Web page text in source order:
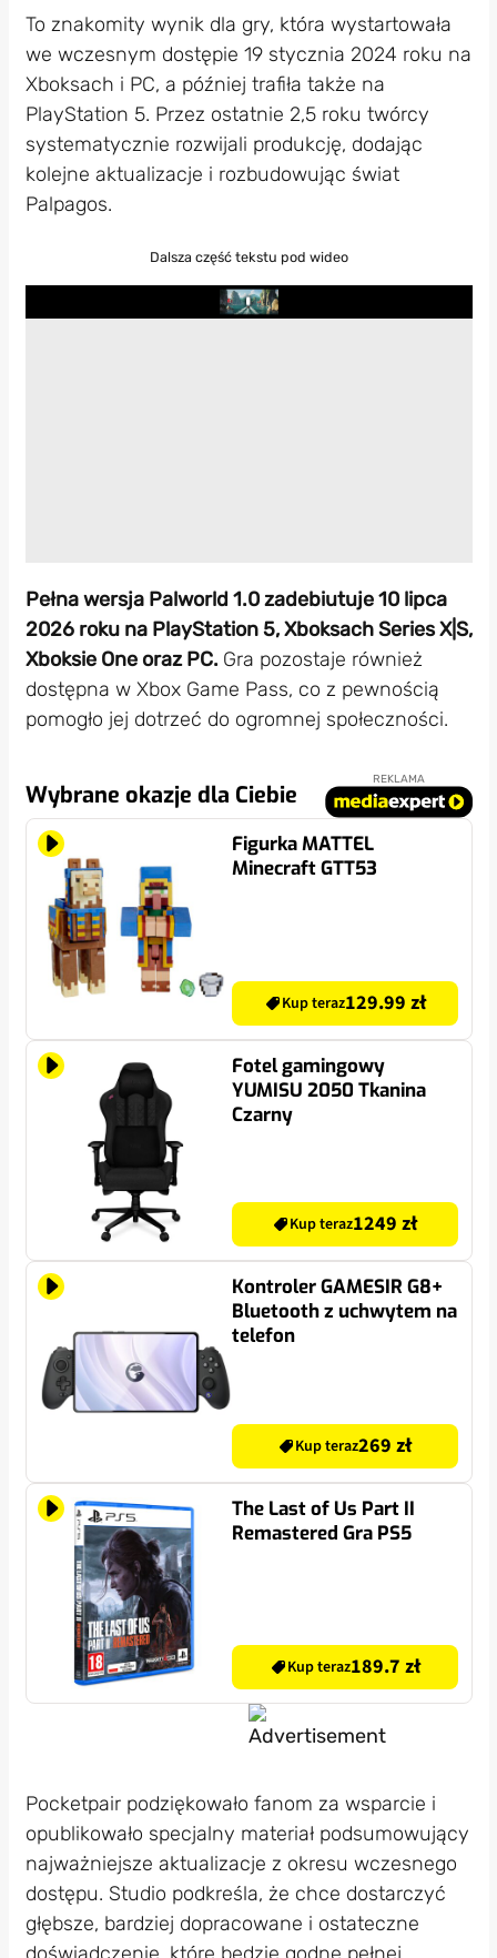
To znakomity wynik dla gry, która wystartowała
we wczesnym dostępie 19 stycznia 2024 roku na
Xboksach i PC, a później trafiła także na
PlayStation 5. Przez ostatnie 2,5 roku twórcy
systematycznie rozwijali produkcję, dodając
kolejne aktualizacje i rozbudowując świat
Palpagos.
Dalsza część tekstu pod wideo
Play
Pełna wersja Palworld 1.0 zadebiutuje 10 lipca
2026 roku na PlayStation 5, Xboksach Series X|S,
Xboksie One oraz PC. Gra pozostaje również
dostępna w Xbox Game Pass, co z pewnością
pomogło jej dotrzeć do ogromnej społeczności.
Wybrane okazje dla Ciebie
REKLAMA
Figurka MATTEL
Minecraft GTT53
Kup teraz129.99 zł
Fotel gamingowy
YUMISU 2050 Tkanina
Czarny
Kup teraz1249 zł
Kontroler GAMESIR G8+
Bluetooth z uchwytem na
telefon
Kup teraz269 zł
The Last of Us Part II
Remastered Gra PS5
Kup teraz189.7 zł
Pocketpair podziękowało fanom za wsparcie i
opublikowało specjalny materiał podsumowujący
najważniejsze aktualizacje z okresu wczesnego
dostępu. Studio podkreśla, że chce dostarczyć
głębsze, bardziej dopracowane i ostateczne